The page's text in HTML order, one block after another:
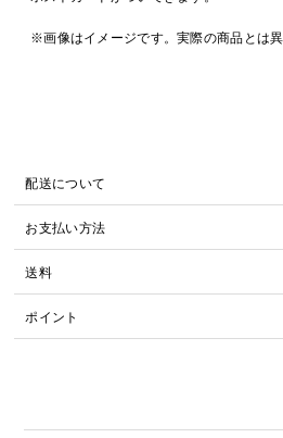
※画像はイメージです。実際の商品とは異
配送について
お支払い方法
送料
ポイント